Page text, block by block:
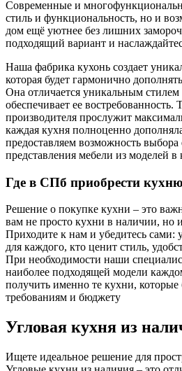
Современные и
стиль и функциональность, но и
дом ещё уютнее без лишних
подходящий вариант и
Наша фабрика кухонь создает
которая будет гармонично
Она отличается уникальным
обеспечивает ее востребованность.
производителя прослужит
каждая кухня полноценно
предоставляем возможность
представления мебели из моделей в
Где в СПб приобрести
Решение о покупке кухни – это
вам не просто кухни в наличии, но
Приходите к нам и убедитесь сами:
для каждого, кто ценит стиль,
При необходимости наши
наиболее подходящей модели
получить именно те кухни, которые
требованиям и бюджету
Угловая кухня из
Ищете идеальное решение для